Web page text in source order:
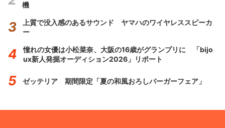
機
上質で没入感のあるサウンド ヤマハのワイヤレススピーカ
ー
憧れの女優は小松菜奈、大阪の16歳がグランプリに 「bijo
ux新人発掘オーディション2026」リポート
ゼッテリア 期間限定「夏の和風おろしバーガーフェア」